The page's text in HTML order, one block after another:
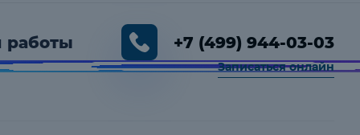
— 19:00
+7 (499) 944-03-03
Записаться онлайн